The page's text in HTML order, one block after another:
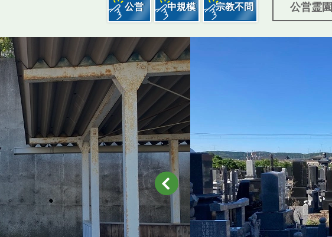
公営 中規模 宗教不問 公営霊園